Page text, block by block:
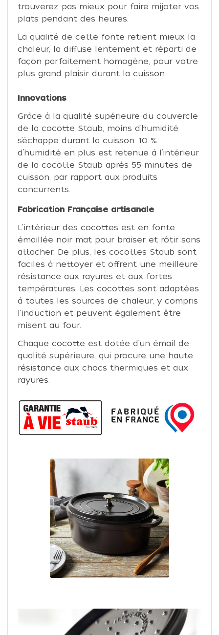
trouverez pas mieux pour faire mijoter vos
plats pendant des heures.
La qualité de cette fonte retient mieux la
chaleur, la diffuse lentement et réparti de
façon parfaitement homogène, pour votre
plus grand plaisir durant la cuisson.
Innovations
Grâce à la qualité supérieure du couvercle
de la cocotte Staub, moins d’humidité
s’échappe durant la cuisson. 10 %
d’humidité en plus est retenue à l’intérieur
de la cocotte Staub après 55 minutes de
cuisson, par rapport aux produits
concurrents.
Fabrication Française artisanale
L'intérieur des cocottes est en fonte
émaillée noir mat pour braiser et rôtir sans
attacher. De plus, les cocottes Staub sont
faciles à nettoyer et offrent une meilleure
résistance aux rayures et aux fortes
températures. Les cocottes sont adaptées
à toutes les sources de chaleur, y compris
l'induction et peuvent également être
misent au four.
Chaque cocotte est dotée d’un émail de
qualité supérieure, qui procure une haute
résistance aux chocs thermiques et aux
rayures.